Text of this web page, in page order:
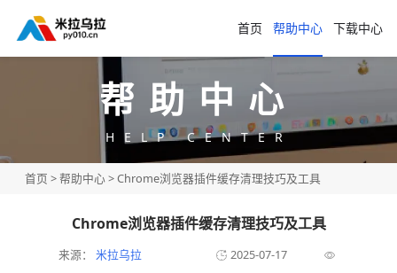
首页 帮助中心 下载中心
帮助中心
HELP CENTER
首页 >帮助中心> Chrome浏览器插件缓存清理技巧及工具
Chrome浏览器插件缓存清理技巧及工具
来源： 米拉乌拉 2025-07-17